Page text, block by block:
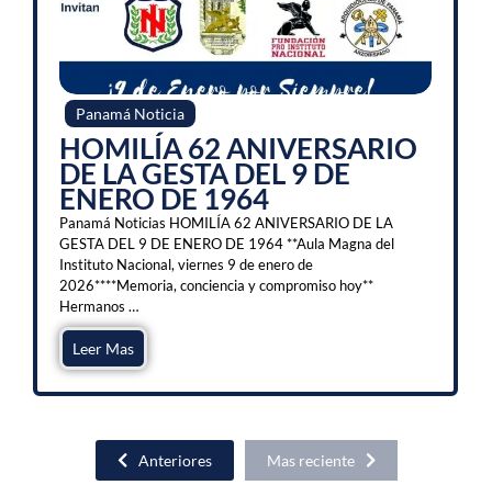
Panamá Noticia
HOMILÍA 62 ANIVERSARIO
DE LA GESTA DEL 9 DE
ENERO DE 1964
Panamá Noticias HOMILÍA 62 ANIVERSARIO DE LA
GESTA DEL 9 DE ENERO DE 1964 **Aula Magna del
Instituto Nacional, viernes 9 de enero de
2026****Memoria, conciencia y compromiso hoy**
Hermanos …
Leer Mas
Anteriores Mas reciente